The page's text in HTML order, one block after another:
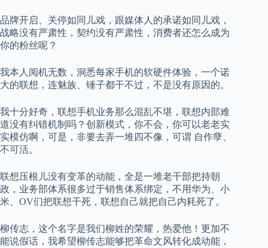
品牌开启、关停如同儿戏，跟媒体人的承诺如同儿戏，
战略没有严肃性，契约没有严肃性，消费者还怎么成为
你的粉丝呢？
我本人阅机无数，洞悉每家手机的软硬件体验，一个诺
大的联想，连魅族、锤子都干不过，不是没有原因的。
我十分好奇，联想手机业务那么混乱不堪，联想内部难
道没有纠错机制吗？创新模式，你不会，你可以老老实
实模仿啊，可是，非要去弄一堆四不像，可谓 自作孽、
不可活。
联想压根儿没有变革的动能，全是一堆老干部把持朝
政，业务部体系很多过于销售体系绑定，不用华为、小
米、OV们把联想干死，联想自己就把自己内耗死了。
柳传志，这个名字是我们柳姓的荣耀，热爱他！更加不
能说假话，我希望柳传志能够把革命文风转化成动能，